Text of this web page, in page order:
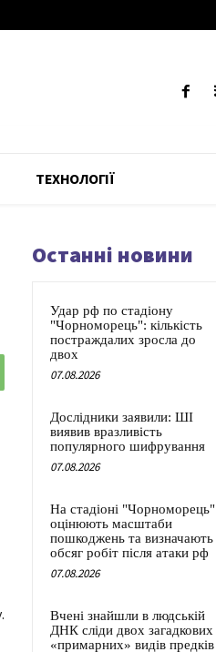
ТЕХНОЛОГІЇ
Останні новини
Удар рф по стадіону
"Чорноморець": кількість
постраждалих зросла до
двох
07.08.2026
Дослідники заявили: ШІ
виявив вразливість
популярного шифрування
07.08.2026
На стадіоні "Чорноморець"
оцінюють масштаби
пошкоджень та визначають
обсяг робіт після атаки рф
07.08.2026
Вчені знайшли в людській
ДНК сліди двох загадкових
«примарних» видів предків